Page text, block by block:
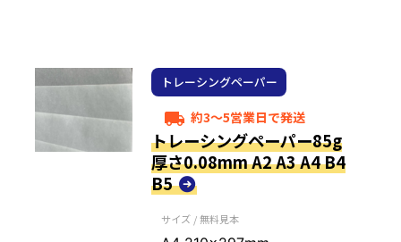
トレーシングペーパー
local_shipping 約3～5営業日で発送
トレーシングペーパー85g
厚さ0.08mm A2 A3 A4 B4
B5
サイズ / 無料見本